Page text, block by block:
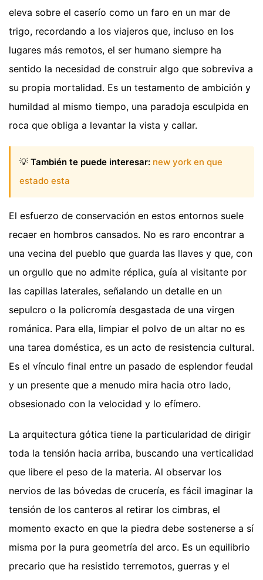
eleva sobre el caserío como un faro en un mar de
trigo, recordando a los viajeros que, incluso en los
lugares más remotos, el ser humano siempre ha
sentido la necesidad de construir algo que sobreviva a
su propia mortalidad. Es un testamento de ambición y
humildad al mismo tiempo, una paradoja esculpida en
roca que obliga a levantar la vista y callar.
💡 También te puede interesar: new york en que
estado esta
El esfuerzo de conservación en estos entornos suele
recaer en hombros cansados. No es raro encontrar a
una vecina del pueblo que guarda las llaves y que, con
un orgullo que no admite réplica, guía al visitante por
las capillas laterales, señalando un detalle en un
sepulcro o la policromía desgastada de una virgen
románica. Para ella, limpiar el polvo de un altar no es
una tarea doméstica, es un acto de resistencia cultural.
Es el vínculo final entre un pasado de esplendor feudal
y un presente que a menudo mira hacia otro lado,
obsesionado con la velocidad y lo efímero.
La arquitectura gótica tiene la particularidad de dirigir
toda la tensión hacia arriba, buscando una verticalidad
que libere el peso de la materia. Al observar los
nervios de las bóvedas de crucería, es fácil imaginar la
tensión de los canteros al retirar los cimbras, el
momento exacto en que la piedra debe sostenerse a sí
misma por la pura geometría del arco. Es un equilibrio
precario que ha resistido terremotos, guerras y el